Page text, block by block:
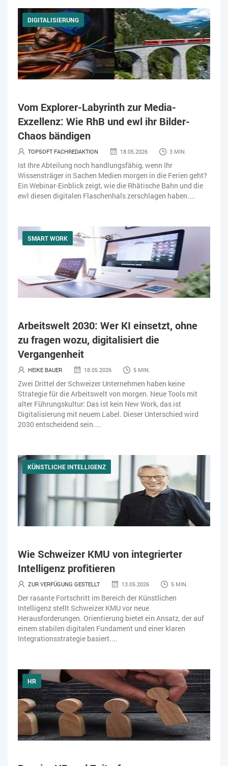
DIGITALISIERUNG
Vom Explorer-Labyrinth zur Media-
Exzellenz: Wie RhB und ewl ihr Bilder-
Chaos bändigen
TOPSOFT FACHREDAKTION 18.05.2026 3 MIN.
Ist Ihre Abteilung noch handlungsfähig, wenn Ihr
Wissensträger in Sachen Medien morgen in die Ferien geht?
Ein Webinar-Einblick zeigt, wie die Rhätische Bahn und die
ewl diesen digitalen Flaschenhals zerschlagen haben....
SMART WORK
Arbeitswelt 2030: Wer KI einsetzt, ohne
zu fragen wozu, digitalisiert die
Vergangenheit
HEIKE BAUER 18.05.2026 5 MIN.
Zwei Drittel der Schweizer Unternehmen haben keine
Strategie für die Arbeitswelt von morgen. Neue Tools mit
alter Führungskultur: Das ist kein New Work, das ist
Digitalisierung mit neuem Label. Dieser Unterschied wird
2030 entscheidend sein....
KÜNSTLICHE INTELLIGENZ
Wie Schweizer KMU von integrierter
Intelligenz profitieren
ZUR VERFÜGUNG GESTELLT 13.05.2026 5 MIN.
Der rasante Fortschritt im Bereich der Künstlichen
Intelligenz stellt Schweizer KMU vor neue
Herausforderungen. Orientierung bietet ein Ansatz, der auf
einem stabilen digitalen Fundament und einer klaren
Integrationsstrategie basiert....
HR